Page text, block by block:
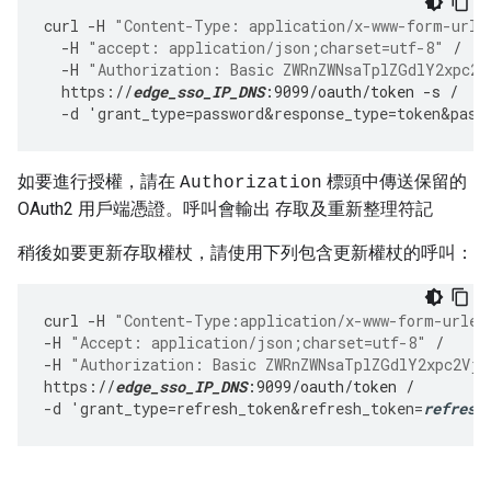
curl -H "Content-Type: application/x-www-form-
-H "accept: application/json;charset=utf-8"
/
-H "Authorization: Basic
https : //edge_sso_IP_DNS:9099/oauth/token -s /
-d ' grant_type=password&response_type=
如要進行授權，請在 Authorization 標頭中傳送保留的
OAuth2 用戶端憑證。呼叫會輸出 存取及重新整理符記
稍後如要更新存取權杖，請使用下列包含更新權杖的呼叫：
curl -H "Content-Type:application/x-www-form-
-H "Accept: application/json;charset=utf-8"
/
-H "Authorization: Basic
https : //edge_sso_IP_DNS:9099/oauth/token /
-d ' grant_type=refresh_token&refresh_token=